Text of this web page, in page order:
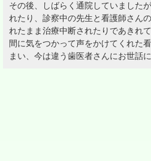
その後、しばらく通院していました
れたり、診察中の先生と看護師さん
れたまま治療中断されたりであきれ
間に気をつかって声をかけてくれた
まい、今は違う歯医者さんにお世話